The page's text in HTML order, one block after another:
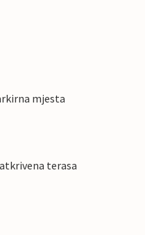
mjesta
terasa